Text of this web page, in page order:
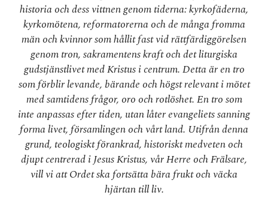
historia och dess vittnen genom tiderna: kyrkofäderna,
kyrkomötena, reformatorerna och de många fromma
män och kvinnor som hållit fast vid rättfärdiggörelsen
genom tron, sakramentens kraft och det liturgiska
gudstjänstlivet med Kristus i centrum. Detta är en tro
som förblir levande, bärande och högst relevant i mötet
med samtidens frågor, oro och rotlöshet. En tro som
inte anpassas efter tiden, utan låter evangeliets sanning
forma livet, församlingen och vårt land. Utifrån denna
grund, teologiskt förankrad, historiskt medveten och
djupt centrerad i Jesus Kristus, vår Herre och Frälsare,
vill vi att Ordet ska fortsätta bära frukt och väcka
hjärtan till liv.